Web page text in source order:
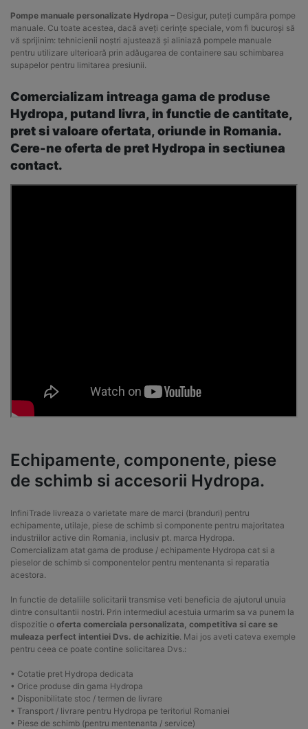
Pompe manuale personalizate Hydropa – Desigur, puteți cumpăra pompe
manuale. Cu toate acestea, dacă aveți cerințe speciale, vom fi bucuroși să
vă sprijinim: tehnicienii noștri ajustează și aliniază pompele manuale
pentru utilizare ulterioară prin adăugarea de containere sau schimbarea
supapelor pentru limitarea presiunii.
Comercializam intreaga gama de produse
Hydropa, putand livra, in functie de cantitate,
pret si valoare ofertata, oriunde in Romania.
Cere-ne oferta de pret Hydropa in sectiunea
contact.
Echipamente, componente, piese
de schimb si accesorii Hydropa.
InfiniTrade livreaza o varietate mare de marci (branduri) pentru
echipamente, utilaje, piese de schimb si componente pentru majoritatea
industriilor active din Romania, inclusiv pt. marca Hydropa.
Comercializam atat gama de produse / echipamente Hydropa cat si a
pieselor de schimb si componentelor pentru mentenanta si reparatia
acestora.
In functie de detaliile solicitarii transmise veti beneficia de ajutorul unuia
dintre consultantii nostri. Prin intermediul acestuia urmarim sa va punem la
dispozitie o oferta comerciala personalizata, competitiva si care se
muleaza perfect intentiei Dvs. de achizitie . Mai jos aveti cateva exemple
pentru ceea ce poate contine solicitarea Dvs.:
• Cotatie pret Hydropa dedicata
• Orice produse din gama Hydropa
• Disponibilitate stoc / termen de livrare
• Transport / livrare pentru Hydropa pe teritoriul Romaniei
• Piese de schimb (pentru mentenanta / service)